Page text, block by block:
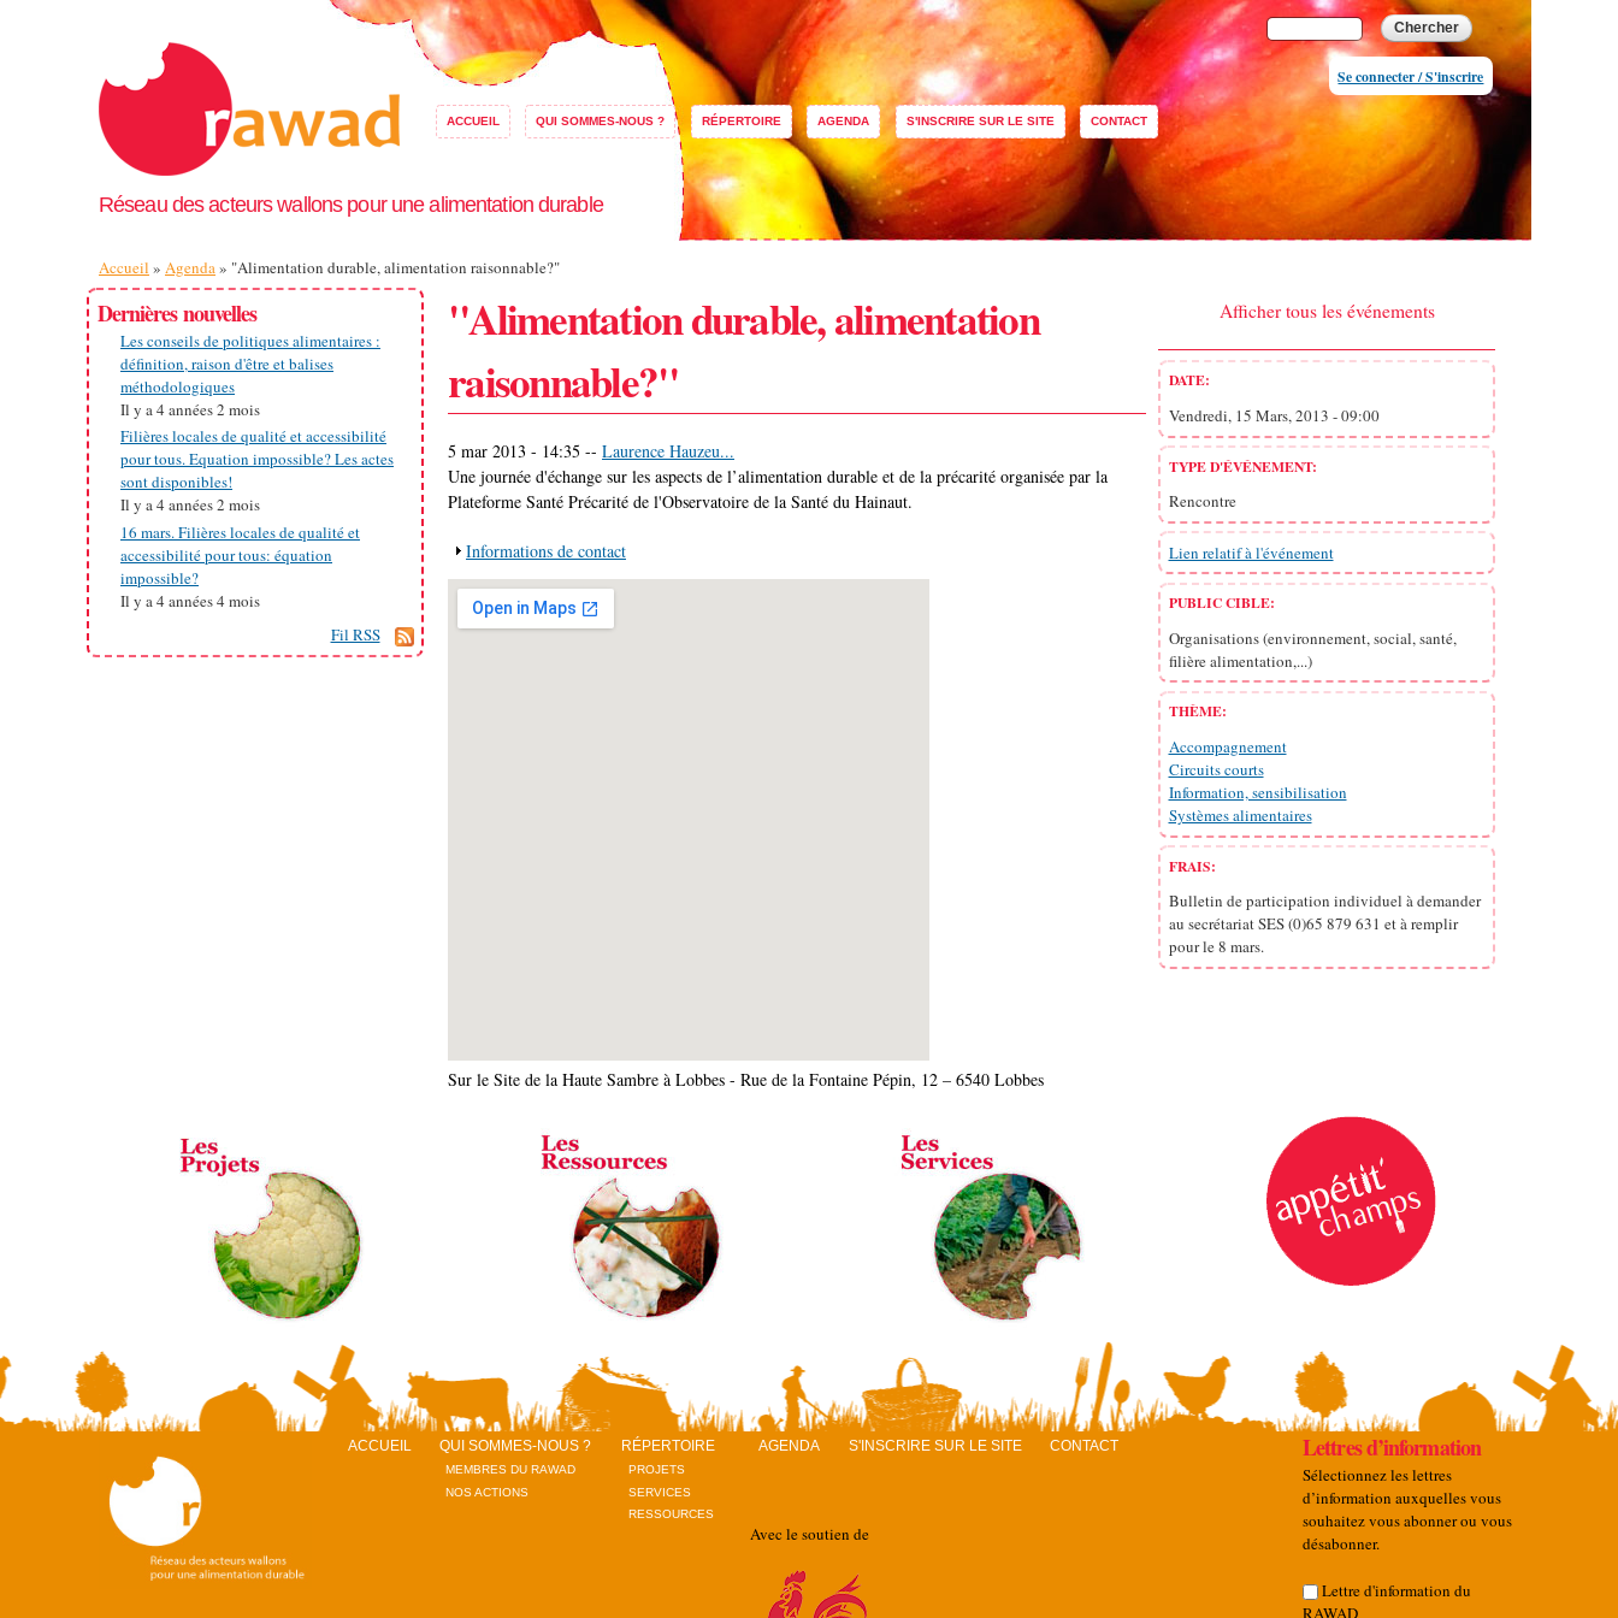
Aller au
contenu
principal
ACCUEIL QUI SOMMES-NOUS ? RÉPERTOIRE AGENDA S'INSCRIRE SUR LE SITE CONTACT
Réseau des acteurs wallons pour une alimentation durable
Formulaire de
recherche
Chercher
Se connecter / S'inscrire
Vous êtes ici
Accueil » Agenda» "Alimentation durable, alimentation raisonnable?"
Dernières nouvelles
Les conseils de politiques alimentaires :
définition, raison d'être et balises
méthodologiques
Il y a4 années 2 mois
Filières locales de qualité et accessibilité
pour tous. Equation impossible? Les actes
sont disponibles!
Il y a4 années 2 mois
16 mars. Filières locales de qualité et
accessibilité pour tous: équation
impossible?
Il y a 4 années 4 mois
Fil RSS
"Alimentation durable, alimentation
raisonnable?"
5 mar 2013 - 14:35 -- Laurence Hauzeu...
Une journée d'échange sur les aspects de l’alimentation durable et de la précarité organisée par la
Plateforme Santé Précarité de l'Observatoire de la Santé du Hainaut.
Afficher
Informations de contact
Sur le Site de la Haute Sambre à Lobbes - Rue de la Fontaine Pépin, 12 – 6540 Lobbes
Afficher tous les événements
DATE:
Vendredi, 15 Mars, 2013 - 09:00
TYPE D'ÉVÉNEMENT:
Rencontre
Lien relatif à l'événement
PUBLIC CIBLE:
Organisations (environnement, social, santé,
filière alimentation,...)
THÈME:
Accompagnement
Circuits courts
Information, sensibilisation
Systèmes alimentaires
FRAIS:
Bulletin de participation individuel à demander
au secrétariat SES (0)65 879 631 et à remplir
pour le 8 mars.
ACCUEIL QUI SOMMES-NOUS ?
MEMBRES DU RAWAD
NOS ACTIONS
RÉPERTOIRE
PROJETS
SERVICES
RESSOURCES
AGENDA S'INSCRIRE SUR LE SITE CONTACT
Avec le soutien de
Lettres d’information
Sélectionnez les lettres
d’information auxquelles vous
souhaitez vous abonner ou vous
désabonner.
Lettre d'information du
RAWAD